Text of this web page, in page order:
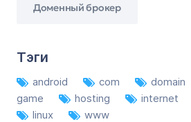
Доменный брокер
Тэги
android com domain
game
hosting internet
linux
www